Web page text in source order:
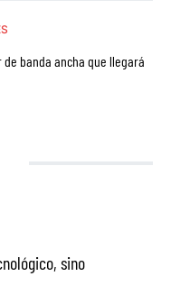
de banda ancha que llegará
sino